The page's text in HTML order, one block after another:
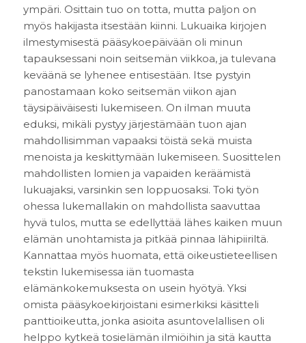
ympäri. Osittain tuo on totta, mutta paljon on
myös hakijasta itsestään kiinni. Lukuaika kirjojen
ilmestymisestä pääsykoepäivään oli minun
tapauksessani noin seitsemän viikkoa, ja tulevana
keväänä se lyhenee entisestään. Itse pystyin
panostamaan koko seitsemän viikon ajan
täysipäiväisesti lukemiseen. On ilman muuta
eduksi, mikäli pystyy järjestämään tuon ajan
mahdollisimman vapaaksi töistä sekä muista
menoista ja keskittymään lukemiseen. Suosittelen
mahdollisten lomien ja vapaiden keräämistä
lukuajaksi, varsinkin sen loppuosaksi. Toki työn
ohessa lukemallakin on mahdollista saavuttaa
hyvä tulos, mutta se edellyttää lähes kaiken muun
elämän unohtamista ja pitkää pinnaa lähipiiriltä.
Kannattaa myös huomata, että oikeustieteellisen
tekstin lukemisessa iän tuomasta
elämänkokemuksesta on usein hyötyä. Yksi
omista pääsykoekirjoistani esimerkiksi käsitteli
panttioikeutta, jonka asioita asuntovelallisen oli
helppo kytkeä tosielämän ilmiöihin ja sitä kautta